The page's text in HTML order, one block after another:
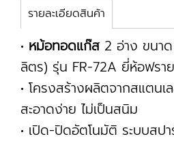
รายละเอียดสินค้า
• หม้อทอดแก๊ส2 อ่าง ขนาด
ลิตร) รุ่น FR-72A ยี่ห้อฟรา
• โครงสร้างผลิตจากสแตน
สะอาดง่าย ไ่ม่เป็นสนิม
• เปิด-ปิดอัตโนมัติ ระบบสป